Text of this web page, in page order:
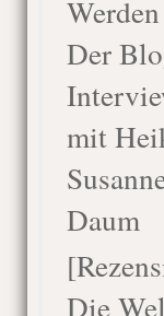
Der
mit
Daum
Die